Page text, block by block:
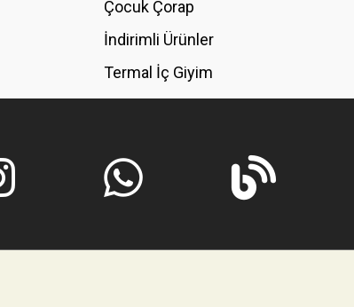
Çocuk Çorap
İndirimli Ürünler
Termal İç Giyim